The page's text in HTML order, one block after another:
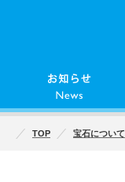
TOP 宝石について